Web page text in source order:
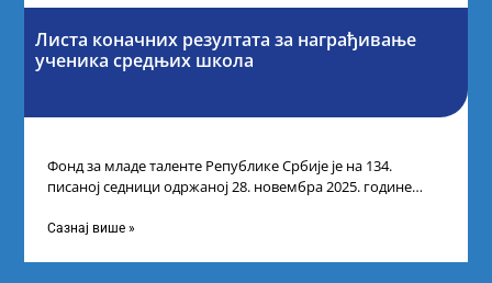
Листа коначних резултата за награђивање
ученика средњих школа
Фонд за младе таленте Републике Србије је на 134.
писаној седници одржаној 28. новембра 2025. године
Сазнај више »